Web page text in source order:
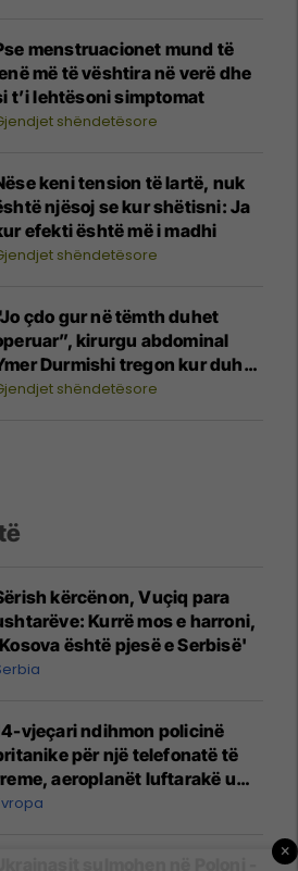
menstruacionet mund të
më të vështira në verë dhe
t’i lehtësoni simptomat
shëndetësore
keni tension të lartë, nuk
njësoj se kur shëtisni: Ja
efekti është më i madhi
shëndetësore
çdo gur në tëmth duhet
kirurgu abdominal
Durmishi tregon kur duhet
shëndetësore
kërcënon, Vuçiq para
Kurrë mos e harroni,
është pjesë e Serbisë'
vjeçari ndihmon policinë
për një telefonatë të
aeroplanët luftarakë u
në ajër për të
×